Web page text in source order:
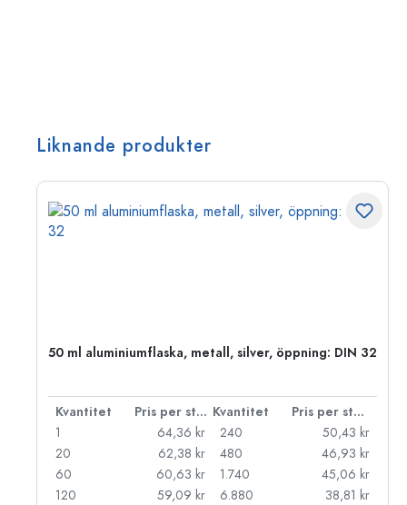
Liknande produkter
50 ml aluminiumflaska, metall, silver, öppning: DIN 32
Kvantitet Pris per styck Kvantitet
Pris per styck
1
64,36 kr
20
62,38 kr
60
60,63 kr
120
59,09 kr
240
50,43 kr
480
46,93 kr
1.740
45,06 kr
6.880
38,81 kr